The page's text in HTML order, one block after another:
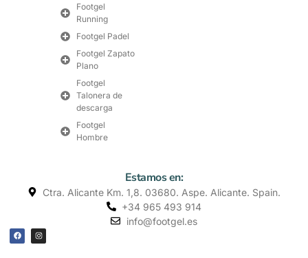
Footgel
Running
Footgel Padel
Footgel Zapato
Plano
Footgel
Talonera de
descarga
Footgel
Hombre
Estamos en:
Ctra. Alicante Km. 1,8. 03680. Aspe. Alicante. Spain.
+34 965 493 914
info@footgel.es